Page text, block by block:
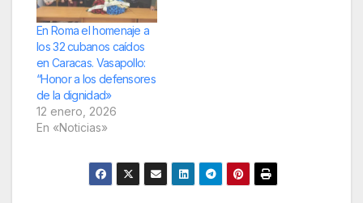
En Roma el homenaje a
los 32 cubanos caídos
en Caracas. Vasapollo:
“Honor a los defensores
de la dignidad»
12 enero, 2026
En «Noticias»